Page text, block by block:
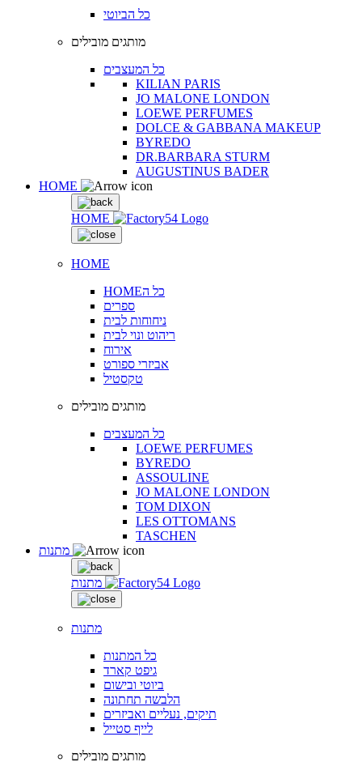
כל הביוטי
מותגים מובילים
כל המעצבים
KILIAN PARIS
JO MALONE LONDON
LOEWE PERFUMES
DOLCE & GABBANA MAKEUP
BYREDO
DR.BARBARA STURM
AUGUSTINUS BADER
HOME
HOME
HOME
HOMEכל ה
ספרים
ניחוחות לבית
ריהוט ונוי לבית
אירוח
אביזרי ספורט
טקסטיל
מותגים מובילים
כל המעצבים
LOEWE PERFUMES
BYREDO
ASSOULINE
JO MALONE LONDON
TOM DIXON
LES OTTOMANS
TASCHEN
מתנות
מתנות
כל המתנות
גיפט קארד
ביוטי ובישום
הלבשה תחתונה
תיקים, נעליים ואביזרים
לייף סטייל
מותגים מובילים